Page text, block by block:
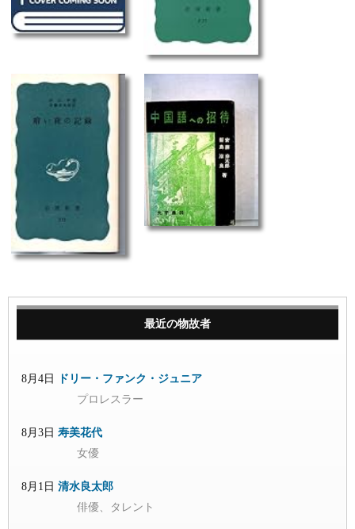
最近の物故者
8月4日
ドリー・ファンク・ジュニア
プロレスラー
8月3日 寿美花代
女優
8月1日 清水良太郎
俳優、タレント